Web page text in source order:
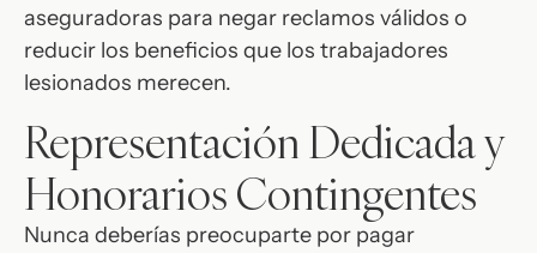
aseguradoras para negar reclamos válidos o
reducir los beneficios que los trabajadores
lesionados merecen.
Representación Dedicada y
Honorarios Contingentes
Nunca deberías preocuparte por pagar